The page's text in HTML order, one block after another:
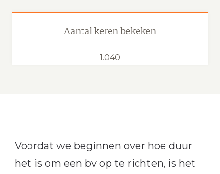
Aantal keren bekeken
1.040
Voordat we beginnen over hoe duur
het is om een bv op te richten, is het